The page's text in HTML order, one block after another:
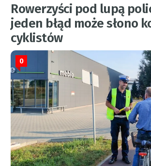
Rowerzyści pod lupą
jeden błąd może słono
cyklistów
0